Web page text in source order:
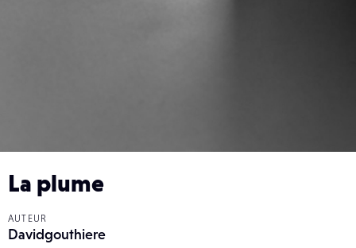
La plume
AUTEUR
Davidgouthiere